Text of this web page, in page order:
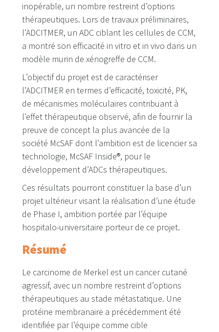
inopérable, un nombre restreint d’options
thérapeutiques. Lors de travaux préliminaires,
l’ADCITMER, un ADC ciblant les cellules de CCM,
a montré son efficacité in vitro et in vivo dans un
modèle murin de xénogreffe de CCM.
L’objectif du projet est de caractériser
l’ADCITMER en termes d’efficacité, toxicité, PK,
de mécanismes moléculaires contribuant à
l’effet thérapeutique observé, afin de fournir la
preuve de concept la plus avancée de la
société McSAF dont l’ambition est de licencier sa
technologie, McSAF Inside®, pour le
développement d’ADCs thérapeutiques.
Ces résultats pourront constituer la base d’un
projet ultérieur visant la réalisation d’une étude
de Phase I, ambition portée par l’équipe
hospitalo-universitaire porteur de ce projet.
Résumé
Le carcinome de Merkel est un cancer cutané
agressif, avec un nombre restreint d’options
thérapeutiques au stade métastatique. Une
protéine membranaire a précédemment été
identifiée par l’équipe comme cible